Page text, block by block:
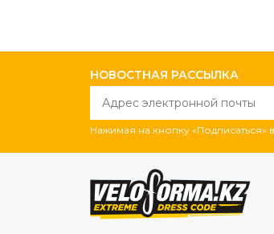
НОВОСТНАЯ РАССЫЛКА
Нажимая на кнопку «Подписаться»